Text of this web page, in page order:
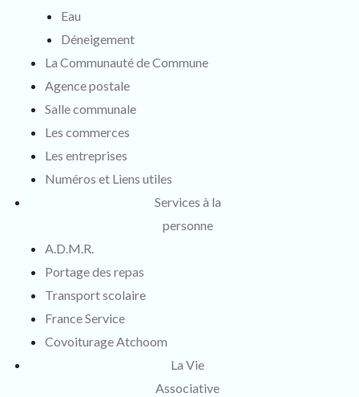
Eau
Déneigement
La Communauté de Commune
Agence postale
Salle communale
Les commerces
Les entreprises
Numéros et Liens utiles
Services à la
personne
A.D.M.R.
Portage des repas
Transport scolaire
France Service
Covoiturage Atchoom
La Vie
Associative